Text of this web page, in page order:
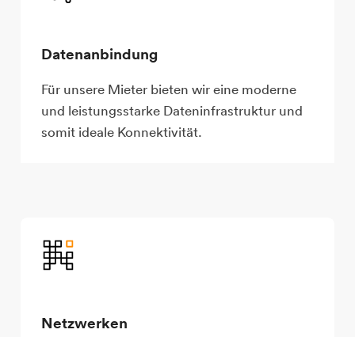
Datenanbindung
Für unsere Mieter bieten wir eine moderne
und leistungsstarke Dateninfrastruktur und
somit ideale Konnektivität.
Netzwerken